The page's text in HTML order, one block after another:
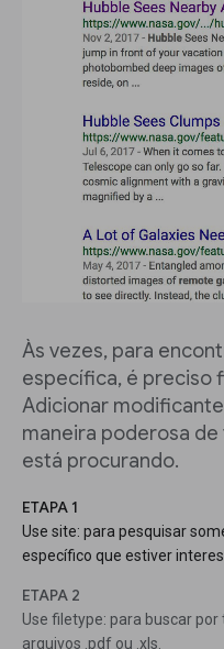
Às vezes, para
específica, é preciso
Adicionar
maneira poderosa
está procurando.
ETAPA 1
Use site: para pesquisar
específico que estiver
ETAPA 2
Use filetype: para buscar
arquivos .pdf ou .xls.